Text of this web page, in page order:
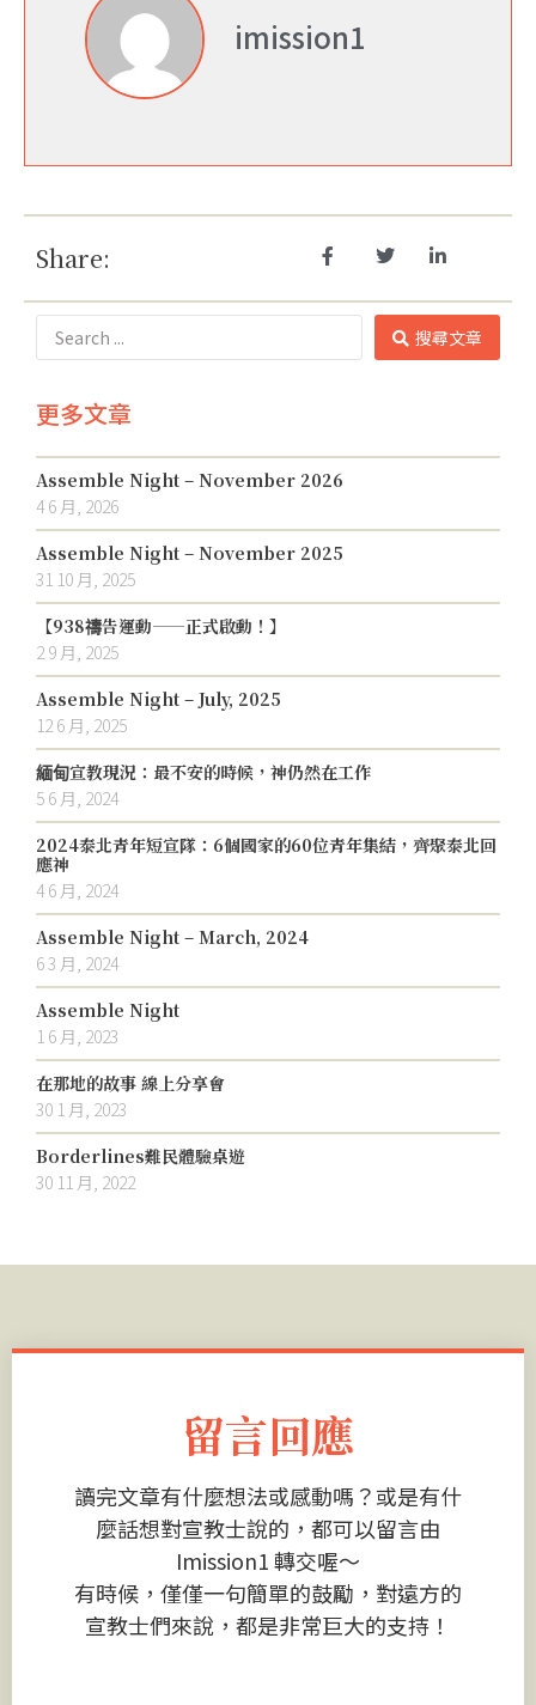
imission1
Share:
搜尋文章
更多文章
Assemble Night – November 2026
4 6 月, 2026
Assemble Night – November 2025
31 10 月, 2025
【938禱告運動——正式啟動！】
2 9 月, 2025
Assemble Night – July, 2025
12 6 月, 2025
緬甸宣教現況：最不安的時候，神仍然在工作
5 6 月, 2024
2024泰北青年短宣隊：6個國家的60位青年集結，齊聚泰北回
應神
4 6 月, 2024
Assemble Night – March, 2024
6 3 月, 2024
Assemble Night
1 6 月, 2023
在那地的故事 線上分享會
30 1 月, 2023
Borderlines難民體驗桌遊
30 11 月, 2022
留言回應
讀完文章有什麼想法或感動嗎？或是有什
麼話想對宣教士說的，都可以留言由
Imission1 轉交喔～
有時候，僅僅一句簡單的鼓勵，對遠方的
宣教士們來說，都是非常巨大的支持！